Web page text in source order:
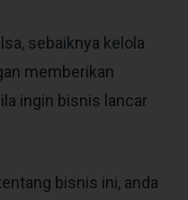
sebaiknya kelola
memberikan
ingin bisnis lancar
bisnis ini, anda